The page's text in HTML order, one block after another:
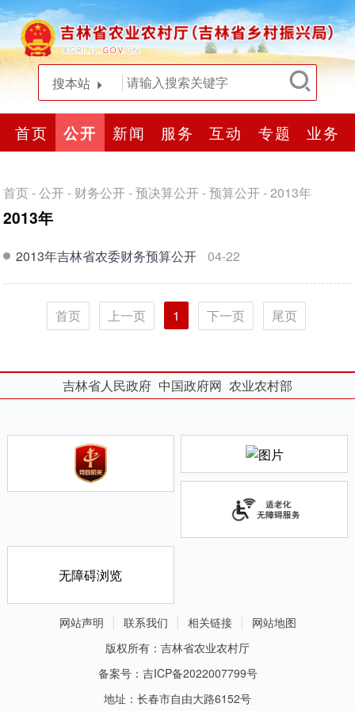
搜本站
首页 公开 新闻 服务 互动 专题 业务
首页-公开 - 财务公开 -预决算公开 -预算公开 -2013年
2013年
2013年吉林省农委财务预算公开 04-22
首页 上一页 1 下一页 尾页
吉林省人民政府 中国政府网 农业农村部
无障碍浏览
网站声明 联系我们 相关链接
网站地图
版权所有：吉林省农业农村厅
备案号：吉ICP备2022007799号
地址：长春市自由大路6152号